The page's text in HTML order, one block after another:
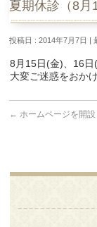
夏期休診（8月
投稿日 : 2014年7月7日
8月15日(金)、16
大変ご迷惑をおか
← ホームページを開設